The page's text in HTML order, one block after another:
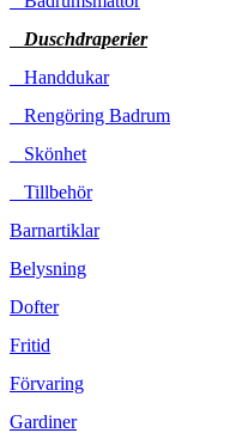
Duschdraperier
Handdukar
Rengöring Badrum
Skönhet
Tillbehör
Barnartiklar
Belysning
Dofter
Fritid
Förvaring
Gardiner